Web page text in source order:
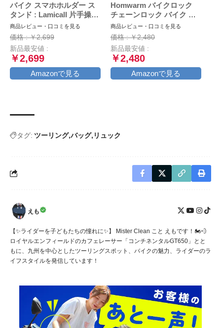
バイク スマホホルダー ス
タンド : Lamicall 片手操作
オートバイ ワンタッチ ス
マートフォンホルダー, ミ
ラーマウント付き,バイク用
携帯ホルダー,原付 スマホ
ホルダー, motorcycle
phone mount, 360度回転,
振動吸収, iPhone15 15Plus
商品レビュー・口コミを見る
価格 : ￥2,699
新品最安値 :
￥2,699
Amazonで見る
Homwarm バイクロック
チェーンロック バイク 自
転車 ワイヤーロック φ(直
径)22mm×1200ｍｍ 頑丈
盗難防止 鍵3本セット (ブ
ラック)
商品レビュー・口コミを見る
価格 : ￥2,480
新品最安値 :
￥2,480
Amazonで見る
タグ: ツーリング バッグ リュック
えも
【✨ライダーを子どもたちの憧れに✨】 Mister Clean こと えもです！🏍️💨
ロイヤルエンフィールドのカフェレーサー「コンチネンタルGT650」とと
もに、九州を中心としたツーリングスポット、バイクの魅力、ライダーのラ
イフスタイルを発信しています！